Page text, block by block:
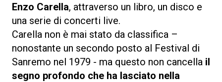
Enzo Carella, attraverso un libro, un disco e
una serie di concerti live.
Carella non è mai stato da classifica –
nonostante un secondo posto al Festival di
Sanremo nel 1979 - ma questo non cancella il
segno profondo che ha lasciato nella